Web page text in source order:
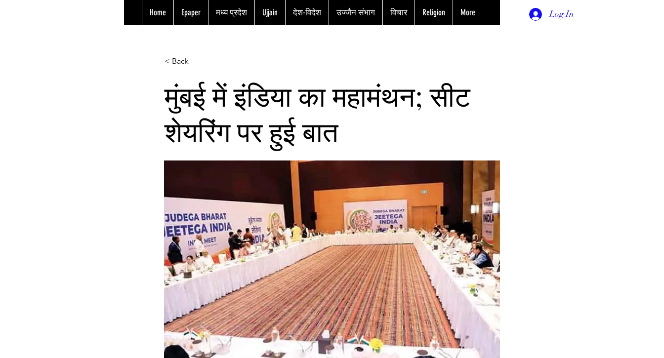
Home Epaper मध्य प्रदेश Ujjain देश-विदेश उज्जैन संभाग विचार Religion More Log In
< Back
मुंबई में इंडिया का महामंथन; सीट
शेयरिंग पर हुई बात